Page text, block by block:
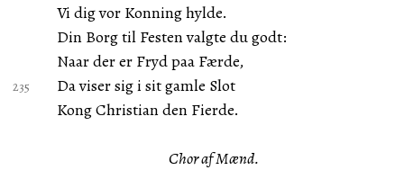
Vi dig vor Konning hylde.
Din Borg til Festen valgte du godt:
Naar der er Fryd paa Færde,
Da viser sig i sit gamle Slot
Kong Christian den Fierde.
Chor af Mænd.